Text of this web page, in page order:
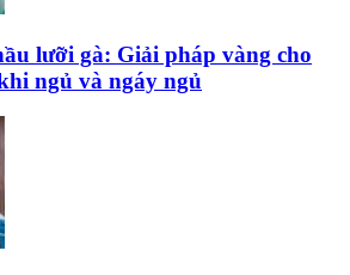
lưỡi gà: Giải pháp vàng cho
ngủ và ngáy ngủ